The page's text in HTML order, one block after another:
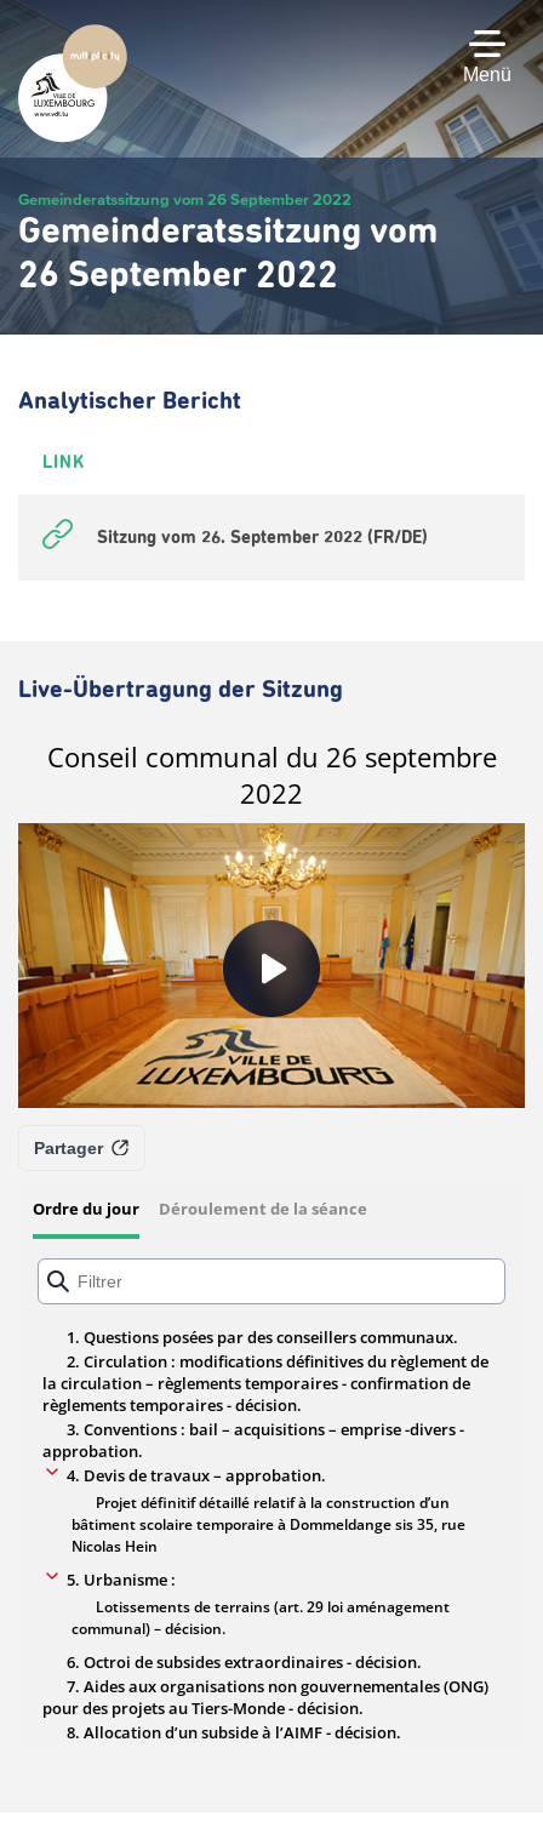
Zum
Hauptinhalt
gehen
Menü
Gemeinderatssitzung vom 26 September 2022
Gemeinderatssitzung vom
26 September 2022
Analytischer Bericht
LINK
Sitzung vom 26. September 2022 (FR/DE)
Live-Übertragung der Sitzung